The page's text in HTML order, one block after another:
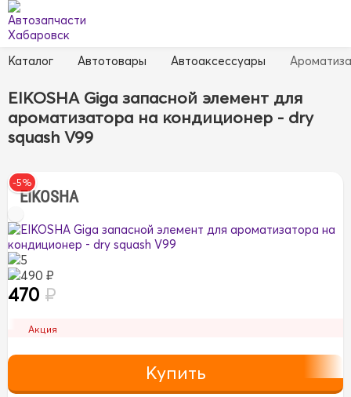
Каталог Автотовары Автоаксессуары
EIKOSHA Giga запасной элемент для
ароматизатора на кондиционер - dry
squash V99
EIKOSHA
-5%
5
490 ₽
470 ₽
Акция